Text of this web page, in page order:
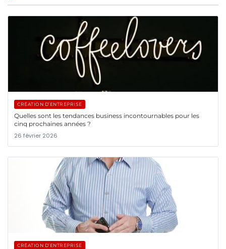
CRÉATION D’ENTREPRISE
Quelles sont les tendances business incontournables pour les
cinq prochaines années ?
26 février 2026
CRÉATION D’ENTREPRISE